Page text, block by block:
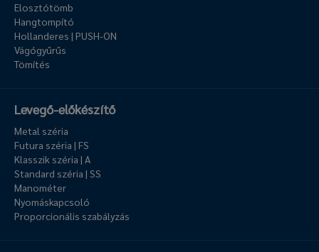
Elosztótömb
Hangtompító
Hollanderes | PUSH-ON
Vágógyűrűs
Tömítés
Levegő-előkészítő
Metal széria
Futura széria | FS
Klasszik széria | A
Standard széria | SS
Manométer
Nyomáskapcsoló
Proporcionális szabályzás